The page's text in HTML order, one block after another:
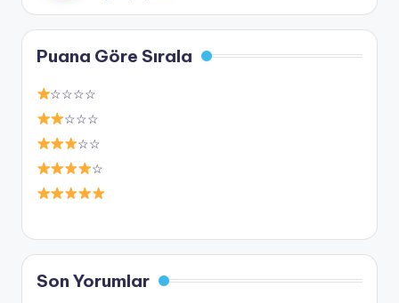
Puana Göre Sırala
☆☆☆☆
☆☆☆
☆☆
☆
Son Yorumlar